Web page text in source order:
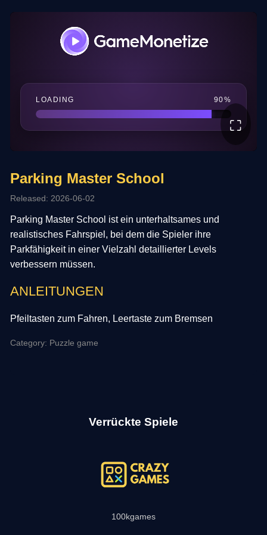
⛶
Parking Master School
Released: 2026-06-02
Parking Master School ist ein unterhaltsames und
realistisches Fahrspiel, bei dem die Spieler ihre
Parkfähigkeit in einer Vielzahl detaillierter Levels
verbessern müssen.
ANLEITUNGEN
Pfeiltasten zum Fahren, Leertaste zum Bremsen
Category: Puzzle game
Verrückte Spiele
100kgames